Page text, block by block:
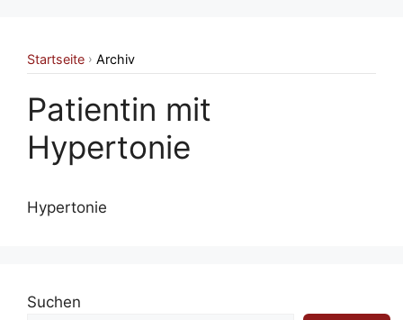
Startseite › Archiv
Patientin mit
Hypertonie
Hypertonie
Suchen